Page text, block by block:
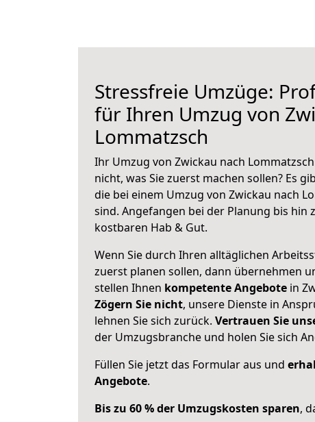
Stressfreie Umzüge:
für Ihren Umzug von
Lommatzsch
Ihr Umzug von Zwickau nach
nicht, was Sie zuerst machen sollen? Es
die bei einem Umzug von Zwickau nach
sind. Angefangen bei der Planung bis hin
kostbaren Hab & Gut.
Wenn Sie durch Ihren alltäglichen
zuerst planen sollen, dann übernehmen
stellen Ihnen kompetente Angebote in
Zögern Sie nicht, unsere Dienste in
lehnen Sie sich zurück. Vertrauen Sie
der Umzugsbranche und holen Sie sich
Füllen Sie jetzt das Formular aus und
Angebote.
Bis zu 60 % der Umzugskosten sparen,